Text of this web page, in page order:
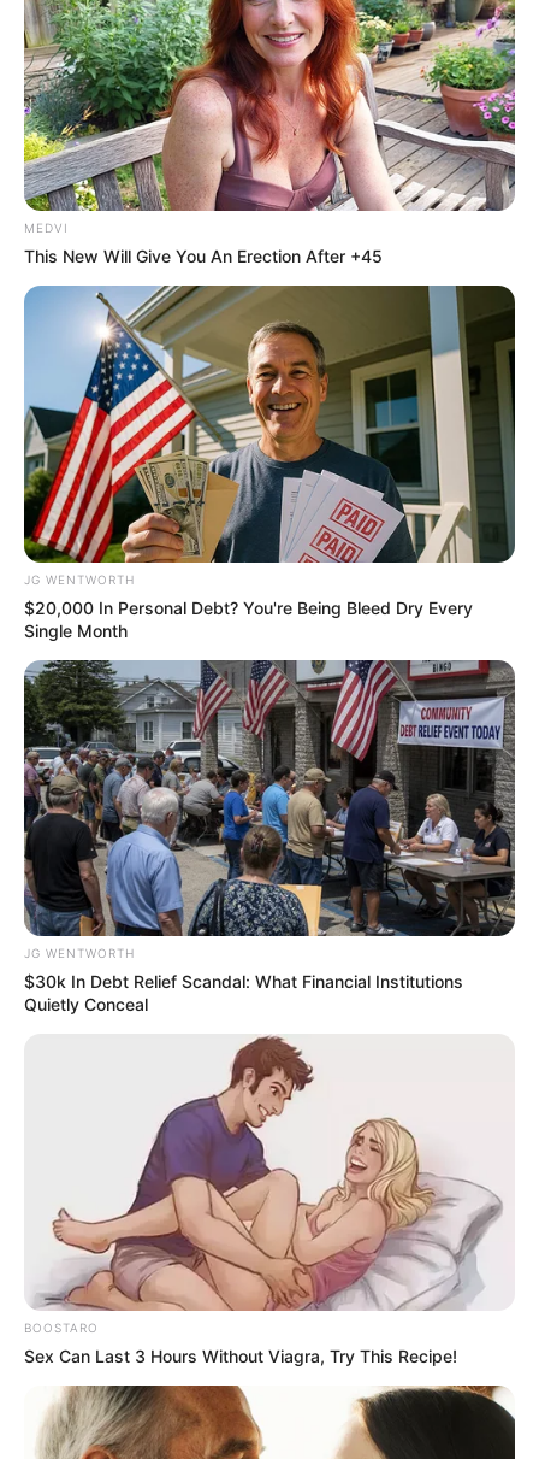
ค้าขาย
ทิศมงคลเสริมความเฮงคือ ทิศใต้ ให้อธิษฐาน ขอพลัง
บวกช่วยให้ประสบความสำเร็จตลอดวัน
สีมงคลของวัน
สีดำ สีม่วง เสริมอำนาจ วาสนา บารมี ชัยชนะ
สีส้ม สีแสด สีเหลือง เสริมการเงิน โชคลาภ ความสุข
สีขาว สีครีม สีบรอนซ์เงิน เสริมการสนับสนุน รักใคร่
เอ็นดู
สีต้องห้าม ทำให้อับโชค
สีชมพู สีบานเย็น
ดวงรายวัน
ABOUT THE AUTHOR
อ.มิก พชร ทูตเทวะ
Unveiling Hypocrisy: 15 Taboos The Bible
Condemns!
BRAINBERRIES
MEDVI
This New Will Give You An Erection After +45
JG WENTWORTH
$20,000 In Personal Debt? You're Being Bleed Dry Every
Single Month
JG WENTWORTH
$30k In Debt Relief Scandal: What Financial Institutions
Quietly Conceal
BOOSTARO
Sex Can Last 3 Hours Without Viagra, Try This Recipe!